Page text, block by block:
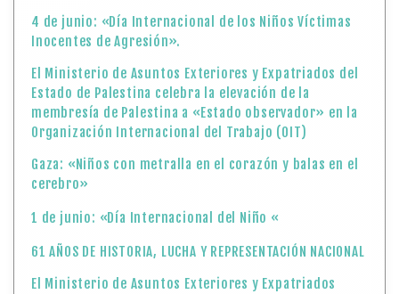
4 de junio: «Día Internacional de los Niños Víctimas
Inocentes de Agresión».
El Ministerio de Asuntos Exteriores y Expatriados del
Estado de Palestina celebra la elevación de la
membresía de Palestina a «Estado observador» en la
Organización Internacional del Trabajo (OIT)
Gaza: «Niños con metralla en el corazón y balas en el
cerebro»
1 de junio: «Día Internacional del Niño «
61 AÑOS DE HISTORIA, LUCHA Y REPRESENTACIÓN NACIONAL
El Ministerio de Asuntos Exteriores y Expatriados